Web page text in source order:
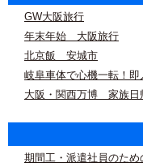
GW大阪旅行
年末年始 大阪旅行
北京飯 安城市
岐阜車体で心機一転！即
大阪・関西万博 家族日
期間工・派遣社員のた